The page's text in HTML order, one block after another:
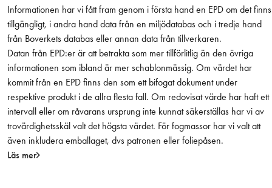
r
z
.
p
r
i
s
/
s
t
m
Informationen har vi fått fram genom i första hand en EPD om det finns
tillgängligt, i andra hand data från en miljödatabas och i tredje hand
från Boverkets databas eller annan data från tillverkaren.
Datan från EPD:er är att betrakta som mer tillförlitlig än den övriga
informationen som ibland är mer schablonmässig. Om värdet har
kommit från en EPD finns den som ett bifogat dokument under
respektive produkt i de allra flesta fall. Om redovisat värde har haft ett
intervall eller om råvarans ursprung inte kunnat säkerställas har vi av
trovärdighetsskäl valt det högsta värdet. För fogmassor har vi valt att
även inkludera emballaget, dvs patronen eller foliepåsen.
Läs mer